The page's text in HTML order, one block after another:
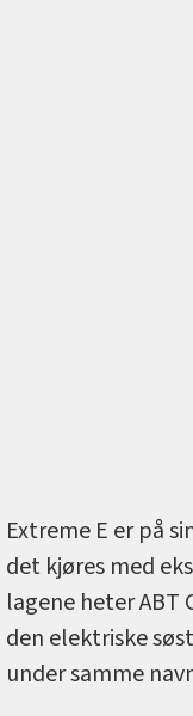
Extreme E er på
det kjøres med
lagene heter ABT
den elektriske
under samme